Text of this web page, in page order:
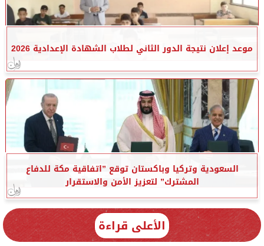
موعد إعلان نتيجة الدور الثاني لطلاب الشهادة الإعدادية 2026
السعودية وتركيا وباكستان توقع ”اتفاقية مكة للدفاع
المشترك” لتعزيز الأمن والاستقرار
الأعلى قراءة